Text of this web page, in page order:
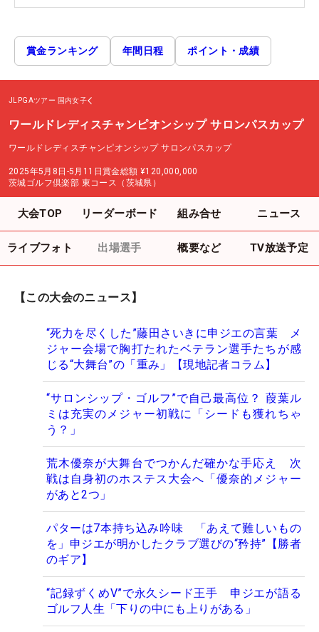
賞金ランキング 年間日程 ポイント・成績
JLPGAツアー 国内女子
ワールドレディスチャンピオンシップ サロンパスカップ
ワールドレディスチャンピオンシップ サロンパスカップ
2025年5月8日-5月11日賞金総額 ¥120,000,000
茨城ゴルフ倶楽部 東コース（茨城県）
大会TOP リーダーボード 組み合せ ニュース
ライブフォト 出場選手 概要など TV放送予定
【この大会のニュース】
“死力を尽くした”藤田さいきに申ジエの言葉 メ
ジャー会場で胸打たれたベテラン選手たちが感
じる“大舞台”の「重み」【現地記者コラム】
“サロンシップ・ゴルフ”で自己最高位？ 葭葉ル
ミは充実のメジャー初戦に「シードも獲れちゃ
う？」
荒木優奈が大舞台でつかんだ確かな手応え 次
戦は自身初のホステス大会へ「優奈的メジャー
があと2つ」
パターは7本持ち込み吟味 「あえて難しいもの
を」申ジエが明かしたクラブ選びの“矜持”【勝者
のギア】
“記録ずくめV”で永久シード王手 申ジエが語る
ゴルフ人生「下りの中にも上りがある」